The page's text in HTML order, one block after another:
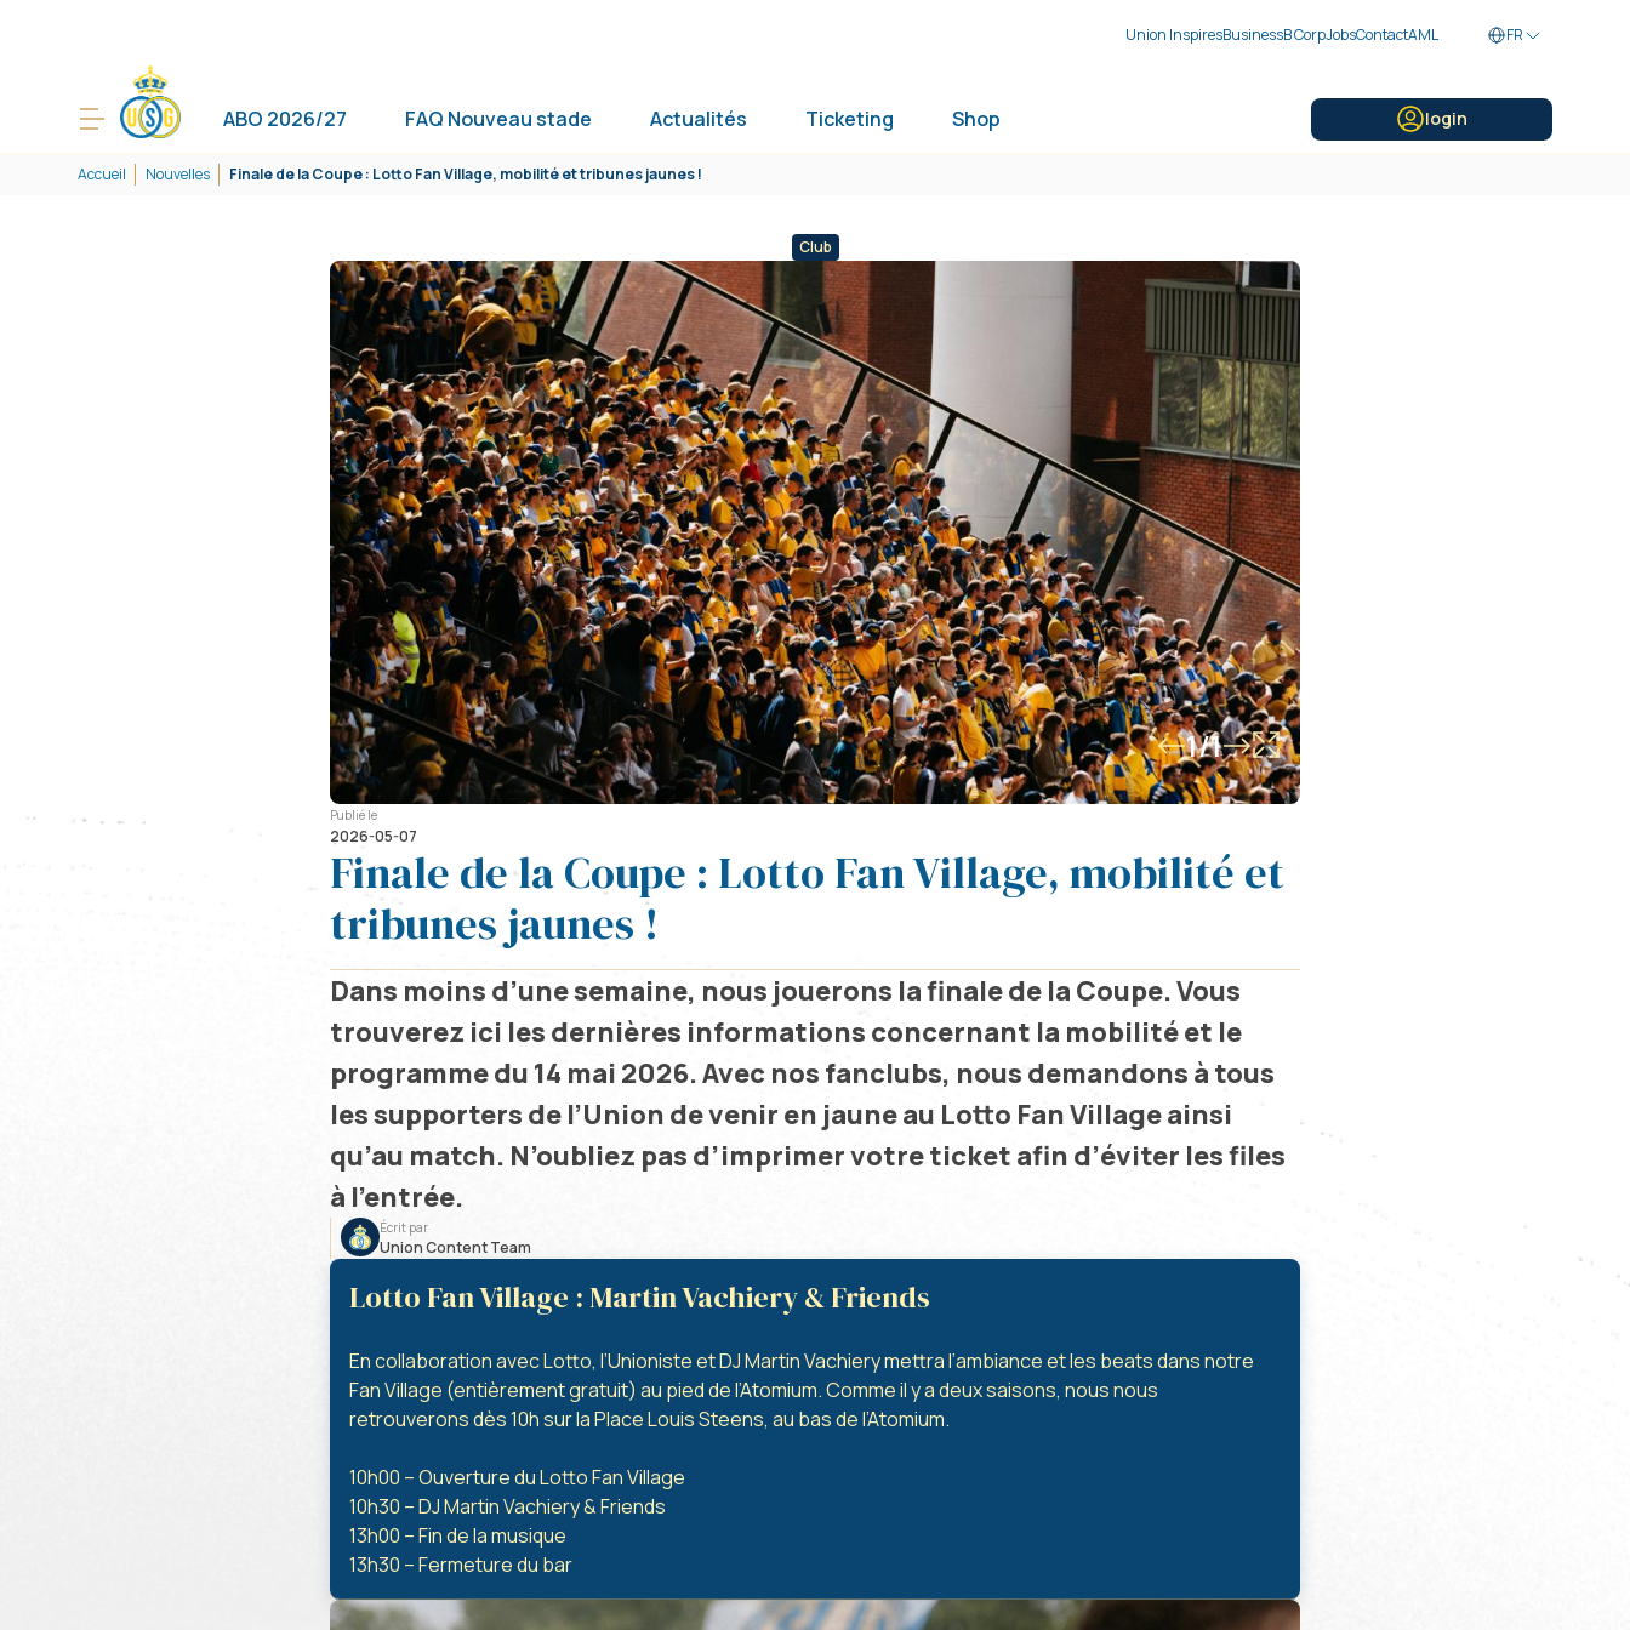
Union InspiresBusinessB CorpJobsContactAML FR
ABO 2026/27 FAQ Nouveau stade Actualités Ticketing Shop login
Accueil Nouvelles Finale de la Coupe : Lotto Fan Village, mobilité et tribunes jaunes !
Club
1/1
Publié le
2026-05-07
Finale de la Coupe : Lotto Fan Village, mobilité et
tribunes jaunes !
Dans moins d’une semaine, nous jouerons la finale de la Coupe. Vous
trouverez ici les dernières informations concernant la mobilité et le
programme du 14 mai 2026. Avec nos fanclubs, nous demandons à tous
les supporters de l’Union de venir en jaune au Lotto Fan Village ainsi
qu’au match. N’oubliez pas d’imprimer votre ticket afin d’éviter les files
à l’entrée.
Écrit par
Union Content Team
Lotto Fan Village : Martin Vachiery & Friends
En collaboration avec Lotto, l’Unioniste et DJ Martin Vachiery mettra l’ambiance et les beats dans notre
Fan Village (entièrement gratuit) au pied de l’Atomium. Comme il y a deux saisons, nous nous
retrouverons dès 10h sur la Place Louis Steens, au bas de l’Atomium.
10h00 – Ouverture du Lotto Fan Village
10h30 – DJ Martin Vachiery & Friends
13h00 – Fin de la musique
13h30 – Fermeture du bar